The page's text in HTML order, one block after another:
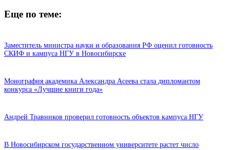
Еще по теме:
Заместитель министра науки и образования РФ оценил готовность
СКИФ и кампуса НГУ в Новосибирске
Монография академика Александра Асеева стала дипломантом
конкурса «Лучшие книги года»
Андрей Травников проверил готовность объектов кампуса НГУ
В Новосибирском государственном университете растет число